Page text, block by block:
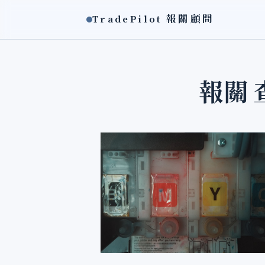
TradePilot 報關顧問
報關